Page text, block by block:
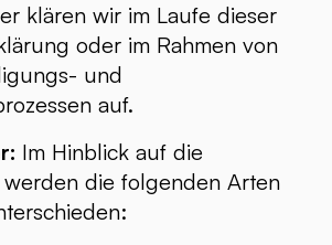
klären wir im Laufe dieser
oder im Rahmen von
und
auf.
Im Hinblick auf die
die folgenden Arten